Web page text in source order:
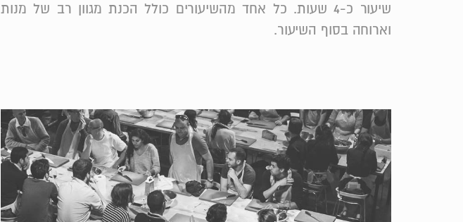
שיעור כ-4 שעות. כל אחד מהשיעורים כולל הכנת מגוון רב של מנות
וארוחה בסוף השיעור.